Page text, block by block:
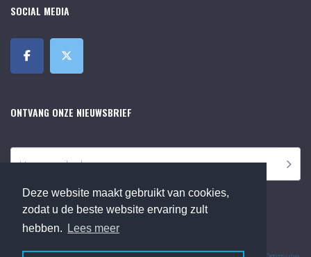
Deze website maakt gebruikt van cookies,
zodat u de beste website ervaring zult
hebben.
Lees meer
SOCIAL MEDIA
ONTVANG ONZE NIEUWSBRIEF